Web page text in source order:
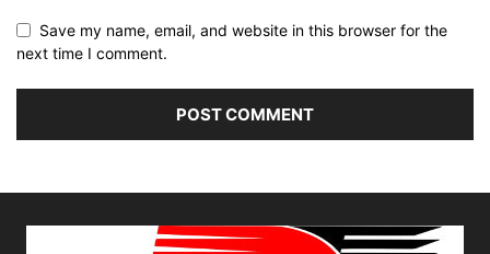
Save my name, email, and website in this browser for the
next time I comment.